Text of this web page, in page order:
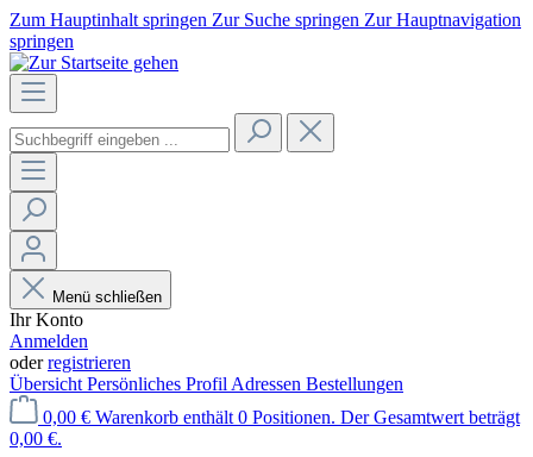
Zum Hauptinhalt springen Zur Suche springen Zur Hauptnavigation
springen
Menü schließen
Ihr Konto
Anmelden
oderregistrieren
Übersicht Persönliches Profil Adressen Bestellungen
0,00 € Warenkorb enthält 0 Positionen. Der Gesamtwert beträgt
0,00 €.